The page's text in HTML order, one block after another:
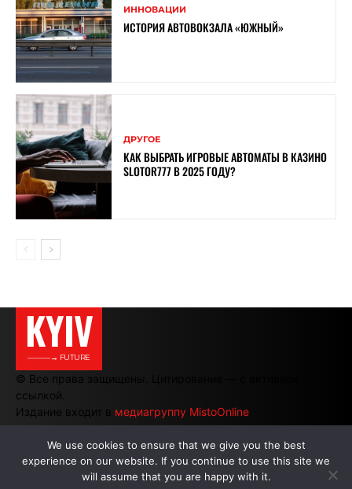
ИННОВАЦИИ
ИСТОРИЯ АВТОВОКЗАЛА «ЮЖНЫЙ»
ДРУГОЕ
КАК ВЫБРАТЬ ИГРОВЫЕ АВТОМАТЫ В КАЗИНО
SLOTOR777 В 2025 ГОДУ?
KYIV
———→ FUTURE
© Все права защищены. Цитирование — с активной
ссылкой.
Издание входит в медиагруппу MistoOnline
АВТОРЫ | РЕКЛАМА НА САЙТЕ
We use cookies to ensure that we give you the best
experience on our website. If you continue to use this site we
will assume that you are happy with it.